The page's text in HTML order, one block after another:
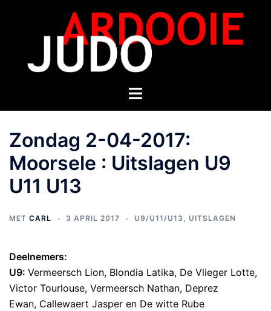
Zondag 2-04-2017:
Moorsele : Uitslagen U9
U11 U13
MET CARL 3 APRIL 2017 U9/U11/U13 , UITSLAGEN
Deelnemers:
U9: Vermeersch Lion, Blondia Latika, De Vlieger Lotte,
Victor Tourlouse, Vermeersch Nathan, Deprez
Ewan, Callewaert Jasper en De witte Rube